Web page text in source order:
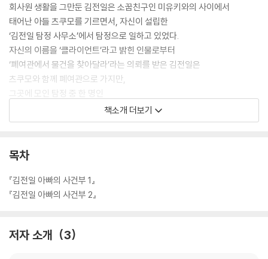
회사원 생활을 그만둔 김전일은 소꿉친구인 미유키와의 사이에서
태어난 아들 츠쿠모를 기르면서, 자신이 설립한
‘김전일 탐정 사무소’에서 탐정으로 일하고 있었다.
자신의 이름을 ‘클라이언트’라고 밝힌 인물로부터
‘폐여관에서 물건을 찾아달라’라는 의뢰를 받은 김전일은
츠쿠모와 함께 폐여관으로 가지만,
그곳에 모인 탐정 중 한 명인
카이토 사쿠타로가 살해되는 사건이 일어난다.
의뢰인이자 살인마인 ‘클라이언트’의 정체는 과연―.
책소개 더보기
목차
『김전일 아빠의 사건부 1』
『김전일 아빠의 사건부 2』
저자 소개 3